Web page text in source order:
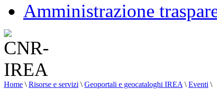
Amministrazione
Home \ Risorse e servizi \ Geoportali e geocataloghi IREA \ Eventi \